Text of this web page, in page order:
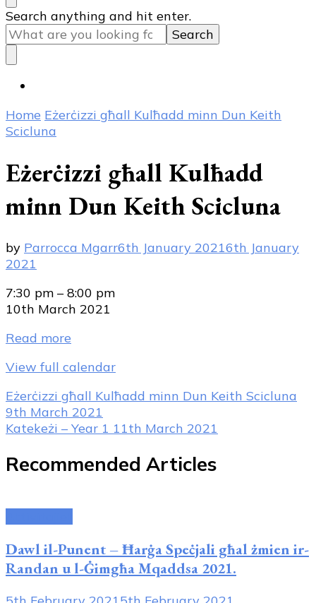
Looking
for
Something?
Search anything and hit enter.
Home Eżerċizzi għall Kulħadd minn Dun Keith
Scicluna
Eżerċizzi għall Kulħadd
minn Dun Keith Scicluna
by Parrocca Mgarr6th January 20216th January
2021
Eżerċizzi
għall
minn
Keith
Scicluna
7:30 pm – 8:00 pm
10th March 2021
Read more
View full calendar
Post
Navigation
Eżerċizzi għall Kulħadd minn Dun Keith Scicluna
9th March 2021
Katekeżi – Year 1 11th March 2021
Recommended Articles
Dawl il-Punent – Ħarġa Speċjali għal żmien ir-
Randan u l-Ġimgħa Mqaddsa 2021.